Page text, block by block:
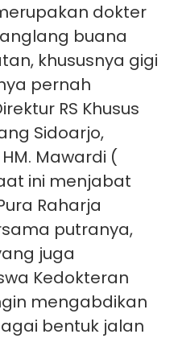
dokter
buana
khususnya gigi
pernah
RS Khusus
Sidoarjo,
Mawardi (
ini menjabat
Raharja
putranya,
juga
Kedokteran
mengabdikan
bentuk jalan